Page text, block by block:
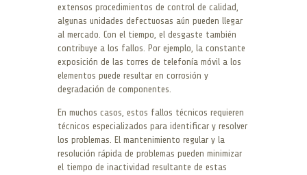
extensos procedimientos de control de calidad,
algunas unidades defectuosas aún pueden llegar
al mercado. Con el tiempo, el desgaste también
contribuye a los fallos. Por ejemplo, la constante
exposición de las torres de telefonía móvil a los
elementos puede resultar en corrosión y
degradación de componentes.
En muchos casos, estos fallos técnicos requieren
técnicos especializados para identificar y resolver
los problemas. El mantenimiento regular y la
resolución rápida de problemas pueden minimizar
el tiempo de inactividad resultante de estas